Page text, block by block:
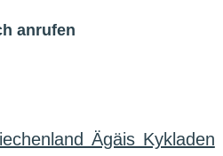
anrufen
Ägäis Kykladen